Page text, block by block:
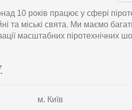
10 років працює у сфері
та міські свята. Ми маємо
масштабних піротехнічних
м. Київ